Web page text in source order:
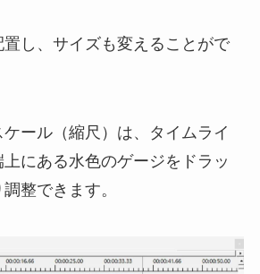
し、サイズも変えることがで
ール（縮尺）は、タイムライ
にある水色のゲージをドラッ
整できます。